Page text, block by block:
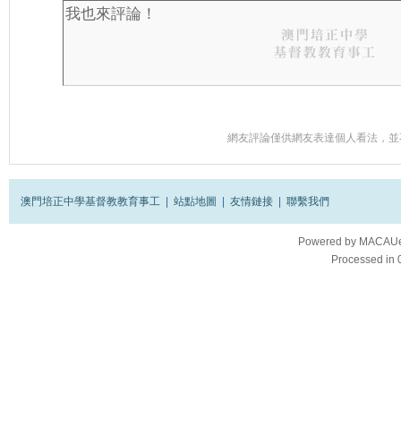
網友評論僅供網友表達個人看法，
澳門培正中學基督教教育事工 站點地圖 友情鏈接 聯繫我們
Powered by
Processed in